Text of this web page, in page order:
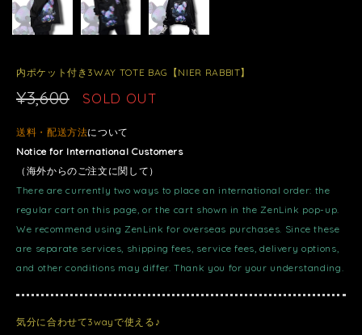
内ポケット付き3WAY TOTE BAG【NIER RABBIT】
¥3,600 SOLD OUT
送料・配送方法について
Notice for International Customers
（海外からのご注文に関して）
There are currently two ways to place an international order: the
regular cart on this page, or the cart shown in the ZenLink pop-up.
We recommend using ZenLink for overseas purchases. Since these
are separate services, shipping fees, service fees, delivery options,
and other conditions may differ. Thank you for your understanding.
気分に合わせて3wayで使える♪